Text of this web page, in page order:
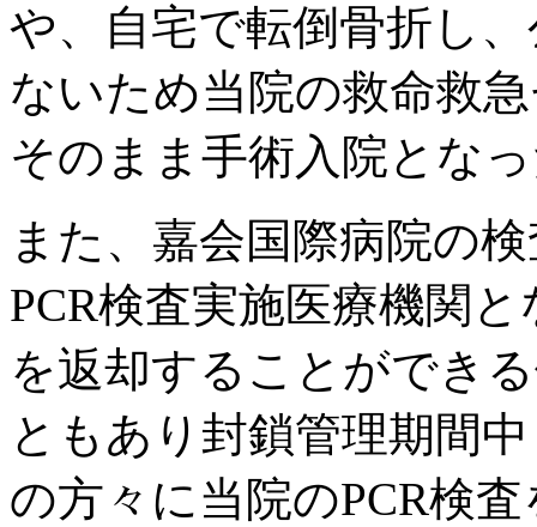
や、自宅で転倒骨折し
ないため当院の救命救
そのまま手術入院とな
また、嘉会国際病院の
PCR検査実施医療機関
を返却することができ
ともあり封鎖管理期間
の方々に当院のPCR検